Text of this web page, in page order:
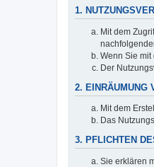
1.
Mit dem
Wenn Sie
Der
2. EINRÄUMUNG
Mit dem
Das
3. PFLICHTEN
Sie erklären